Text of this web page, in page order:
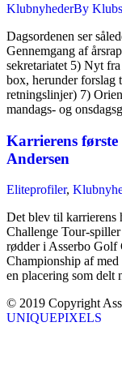
KlubnyhederBy
Dagsordenen ser
Gennemgang af
sekretariatet 5) Nyt
box, herunder forslag
retningslinjer) 7)
mandags- og
Karrierens
Andersen
Eliteprofiler,
Det blev til karrierens
Challenge Tour-
rødder i Asserbo Golf
Championship af
en placering som delt
© 2019 Copyright
UNIQUEPIXELS